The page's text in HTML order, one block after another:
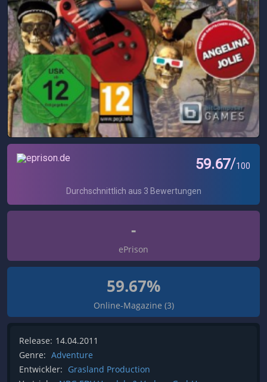
-
ePrison
59.67%
Online-Magazine (3)
Release: 14.04.2011
Genre: Adventure
Entwickler: Grasland Production